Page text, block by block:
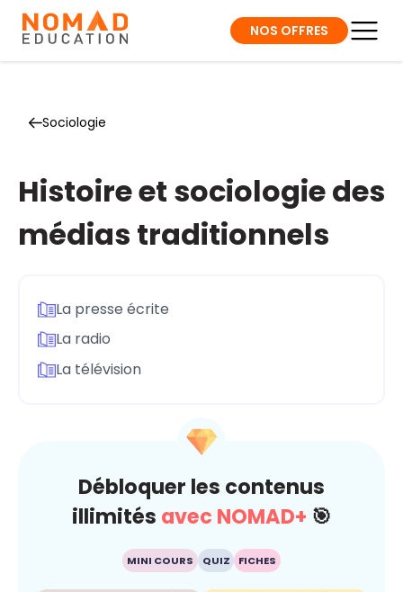
NOS OFFRES
Sociologie
Histoire et sociologie des
médias traditionnels
La presse écrite
La radio
La télévision
Débloquer les contenus
illimités avec NOMAD+ 🎯
MINI COURS QUIZ FICHES